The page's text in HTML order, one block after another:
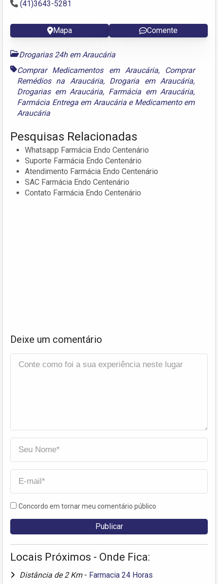
(41)3643-5281
Mapa Comente
Drogarias 24h em Araucária
Comprar Medicamentos em Araucária, Comprar
Remédios na Araucária, Drogaria em Araucária,
Drogarias em Araucária, Farmácia em Araucária,
Farmácia Entrega em Araucáriae Medicamento em
Araucária
Pesquisas Relacionadas
Whatsapp Farmácia Endo Centenário
Suporte Farmácia Endo Centenário
Atendimento Farmácia Endo Centenário
SAC Farmácia Endo Centenário
Contato Farmácia Endo Centenário
Deixe um comentário
Concordo em tornar meu comentário público
Locais Próximos - Onde Fica:
Distância de 2 Km - Farmacia 24 Horas